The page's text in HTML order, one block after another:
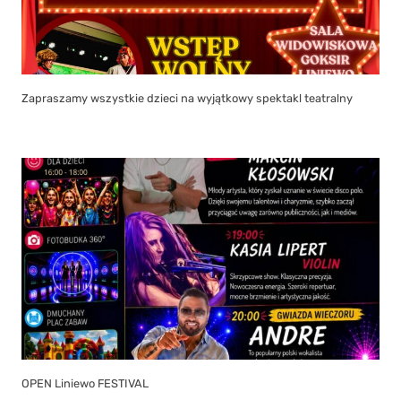
Zapraszamy wszystkie dzieci na wyjątkowy spektakl teatralny
OPEN Liniewo FESTIVAL